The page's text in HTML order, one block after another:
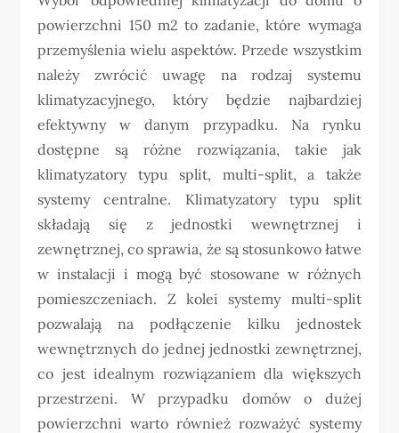
powierzchni 150 m2 to zadanie, które wymaga
przemyślenia wielu aspektów. Przede wszystkim
należy zwrócić uwagę na rodzaj systemu
klimatyzacyjnego, który będzie najbardziej
efektywny w danym przypadku. Na rynku
dostępne są różne rozwiązania, takie jak
klimatyzatory typu split, multi-split, a także
systemy centralne. Klimatyzatory typu split
składają się z jednostki wewnętrznej i
zewnętrznej, co sprawia, że są stosunkowo łatwe
w instalacji i mogą być stosowane w różnych
pomieszczeniach. Z kolei systemy multi-split
pozwalają na podłączenie kilku jednostek
wewnętrznych do jednej jednostki zewnętrznej,
co jest idealnym rozwiązaniem dla większych
przestrzeni. W przypadku domów o dużej
powierzchni warto również rozważyć systemy